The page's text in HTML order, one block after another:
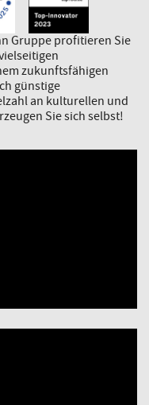
Gruppe profitieren Sie
zukunftsfähigen
günstige
an kulturellen und
Sie sich selbst!